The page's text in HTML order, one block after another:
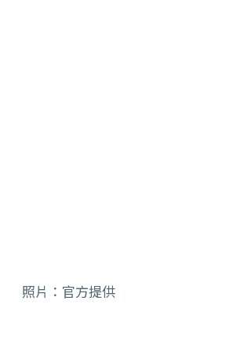
照片：官方提供